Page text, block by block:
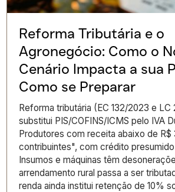
Reforma Tributária e o
Agronegócio: Como o
Cenário Impacta a sua
Como se Preparar
Reforma tributária (EC 132/2023 e LC
substitui PIS/COFINS/ICMS pelo IVA
Produtores com receita abaixo de R$
contribuintes", com crédito
Insumos e máquinas têm
arrendamento rural passa a ser
renda ainda institui retenção de 10%